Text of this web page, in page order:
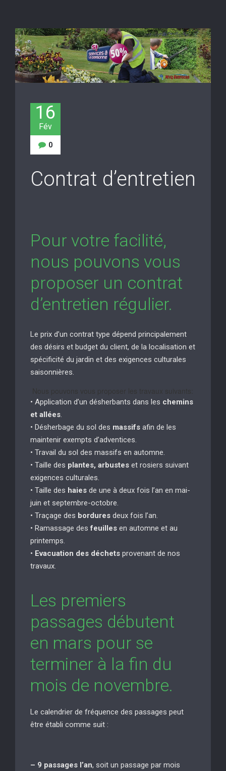
16
Fév
0
Contrat d’entretien
Pour votre facilité,
nous pouvons vous
proposer un contrat
d’entretien régulier.
Le prix d’un contrat type dépend principalement
des désirs et budget du client, de la localisation et
spécificité du jardin et des exigences culturales
saisonnières.
• Application d’un désherbants dans les chemins
et allées
• Désherbage du sol des massifs afin de les
maintenir exempts d’adventices.
• Travail du sol des massifs en automne.
• Taille des plantes, arbustes et rosiers suivant
exigences culturales.
• Taille des haies de une à deux fois l’an en mai-
juin et septembre-octobre.
• Traçage des bordures deux fois l’an.
• Ramassage desfeuilles en automne et au
printemps.
• Evacuation des déchets provenant de nos
travaux.
Les premiers
passages débutent
en mars pour se
terminer à la fin du
mois de novembre.
Le calendrier de fréquence des passages peut
être établi comme suit :
– 9 passages l’an, soit un passage par mois